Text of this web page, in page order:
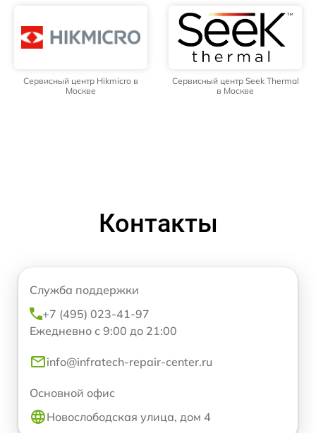
Сервисный центр Hikmicro в
Москве
Сервисный центр Seek Thermal
в Москве
Контакты
Служба поддержки
+7 (495) 023-41-97
Ежедневно с 9:00 до 21:00
info@infratech-repair-center.ru
Основной офис
Новослободская улица, дом 4